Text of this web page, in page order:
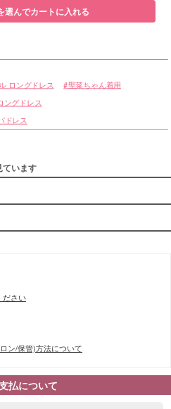
選んでカートに入れる
ロングドレス 聖菜ちゃん着用
ングドレス
ドレス
ています
ださい
ン/保管)方法について
払について